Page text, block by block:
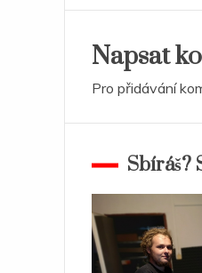
Napsat
Pro přidávání
Sbíráš?